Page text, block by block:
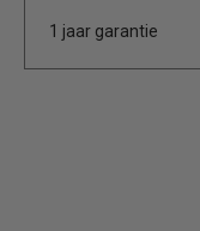
1 jaar garantie